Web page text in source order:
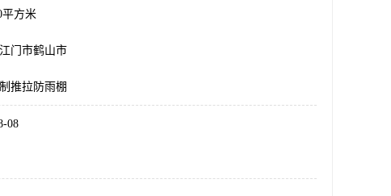
平方米
门市鹤山市
推拉防雨棚
08